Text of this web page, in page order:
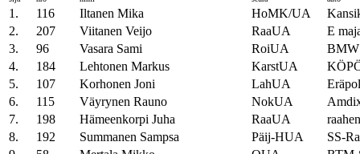
1. 116 Iltanen Mika HoMK/UA
2.
207 Viitanen Veijo RaaUA
E
3.
96 Vasara Sami RoiUA
4.
184 Lehtonen Markus KarstUA
5.
107 Korhonen Joni LahUA
6.
115 Väyrynen Rauno NokUA
7.
198 Hämeenkorpi Juha RaaUA
8.
192 Summanen Sampsa Päij-HUA
SS-